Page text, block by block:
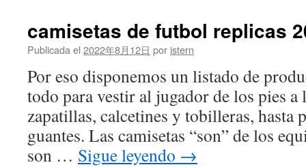
camisetas de futbol replicas
Publicada el 2022年8月12日 por istern
Por eso disponemos un listado de
todo para vestir al jugador de los pies a
zapatillas, calcetines y tobilleras, hasta
guantes. Las camisetas “son” de los
son … Sigue leyendo →